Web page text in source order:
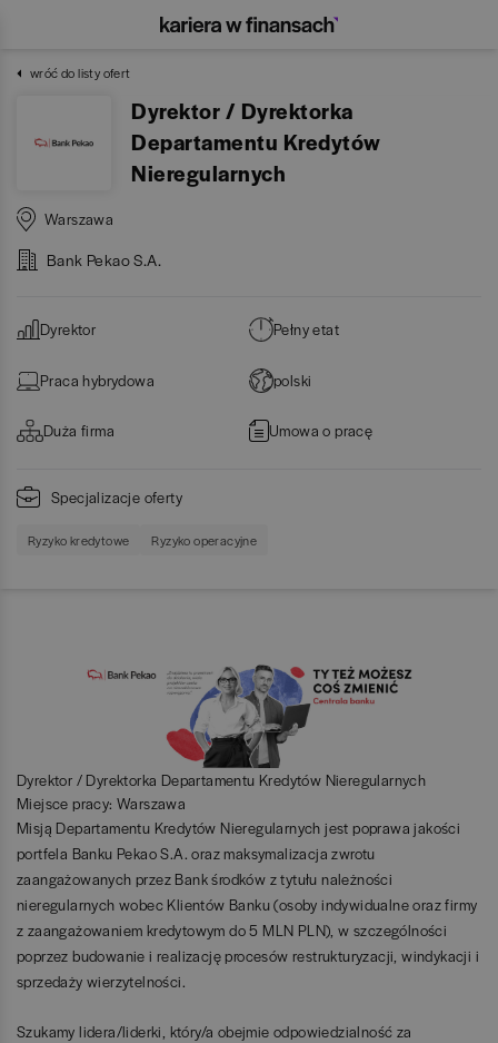
wróć do listy ofert
Dyrektor / Dyrektorka
Departamentu Kredytów
Nieregularnych
Warszawa
Bank Pekao S.A.
Dyrektor Pełny etat
Praca hybrydowa polski
Duża firma Umowa o pracę
Specjalizacje oferty
Ryzyko kredytowe Ryzyko operacyjne
Dyrektor / Dyrektorka Departamentu Kredytów Nieregularnych
Miejsce pracy: Warszawa
Misją Departamentu Kredytów Nieregularnych jest poprawa jakości
portfela Banku Pekao S.A. oraz maksymalizacja zwrotu
zaangażowanych przez Bank środków z tytułu należności
nieregularnych wobec Klientów Banku (osoby indywidualne oraz firmy
z zaangażowaniem kredytowym do 5 MLN PLN), w szczególności
poprzez budowanie i realizację procesów restrukturyzacji, windykacji i
sprzedaży wierzytelności.
Szukamy lidera/liderki, który/a obejmie odpowiedzialność za